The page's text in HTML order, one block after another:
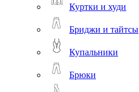
Куртки и худи
Бриджи и тайтсы
Купальники
Брюки